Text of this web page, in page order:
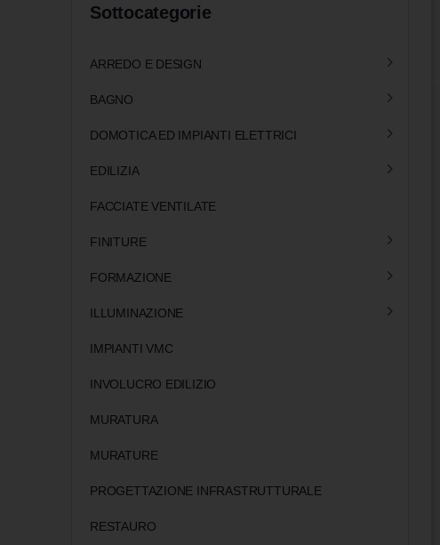
Sottocategorie
ARREDO E DESIGN
BAGNO
DOMOTICA ED IMPIANTI ELETTRICI
EDILIZIA
FACCIATE VENTILATE
FINITURE
FORMAZIONE
ILLUMINAZIONE
IMPIANTI VMC
INVOLUCRO EDILIZIO
MURATURA
MURATURE
PROGETTAZIONE INFRASTRUTTURALE
RESTAURO